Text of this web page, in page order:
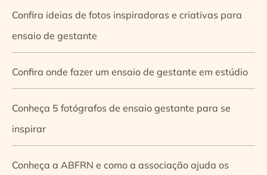
Confira ideias de fotos inspiradoras e criativas para
ensaio de gestante
Confira onde fazer um ensaio de gestante em estúdio
Conheça 5 fotógrafos de ensaio gestante para se
inspirar
Conheça a ABFRN e como a associação ajuda os